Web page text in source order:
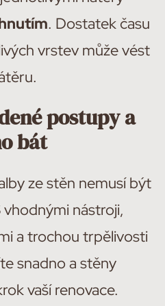
. Dostatek času
vrstev může vést
postupy a
bát
ze stěn nemusí být
nástroji,
a trochou trpělivosti
snadno a stěny
vaší renovace.